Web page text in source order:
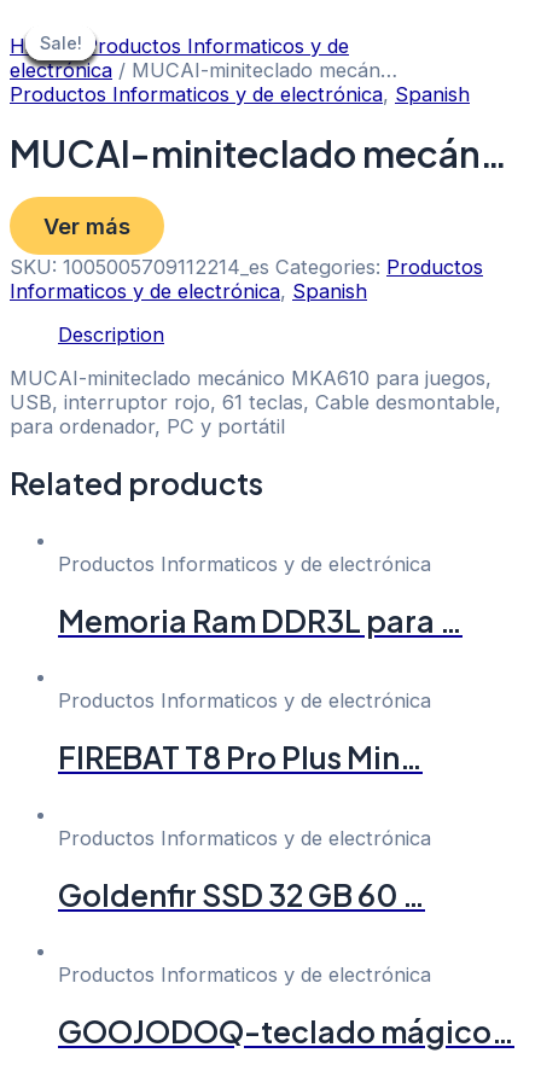
to
content
Sale!
Home/ Productos Informaticos y de
electrónica / MUCAI-miniteclado mecán…
Productos Informaticos y de electrónica, Spanish
MUCAI-miniteclado mecán…
Ver más
SKU: 1005005709112214_es Categories: Productos
Informaticos y de electrónica, Spanish
Description
MUCAI-miniteclado mecánico MKA610 para juegos,
USB, interruptor rojo, 61 teclas, Cable desmontable,
para ordenador, PC y portátil
Related products
Sale!
Sale!
Productos Informaticos y de electrónica
Memoria Ram DDR3L para …
Sale!
Sale!
Productos Informaticos y de electrónica
FIREBAT T8 Pro Plus Min…
Sale!
Sale!
Productos Informaticos y de electrónica
Goldenfir SSD 32 GB 60 …
Sale!
Sale!
Productos Informaticos y de electrónica
GOOJODOQ-teclado mágico…